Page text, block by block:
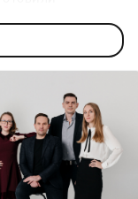
рынка
торговом,
в области